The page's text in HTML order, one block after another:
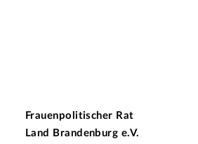
Frauenpolitischer Rat
Land Brandenburg e.V.